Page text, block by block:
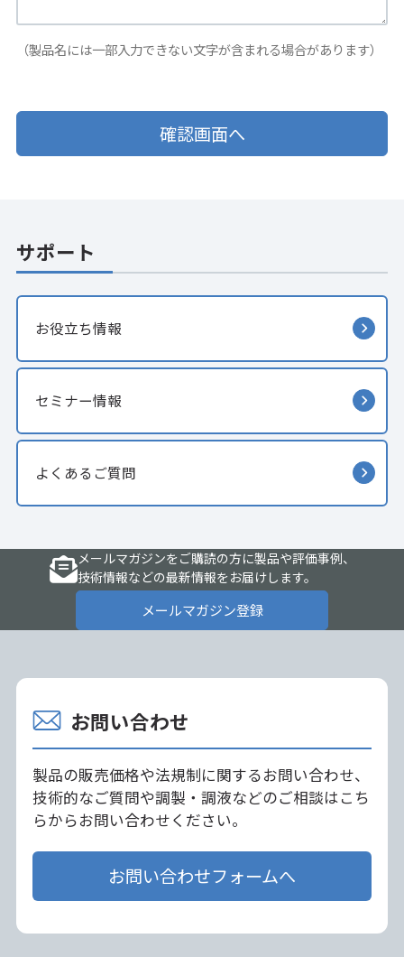
（製品名には一部入力できない文字が含まれる場合があります）
サポート
お役立ち情報
セミナー情報
よくあるご質問
メールマガジンをご購読の方に製品や評価事例、
技術情報などの最新情報をお届けします。
メールマガジン登録
お問い合わせ
製品の販売価格や法規制に関するお問い合わせ、
技術的なご質問や調製・調液などのご相談はこち
らからお問い合わせください。
お問い合わせフォームへ